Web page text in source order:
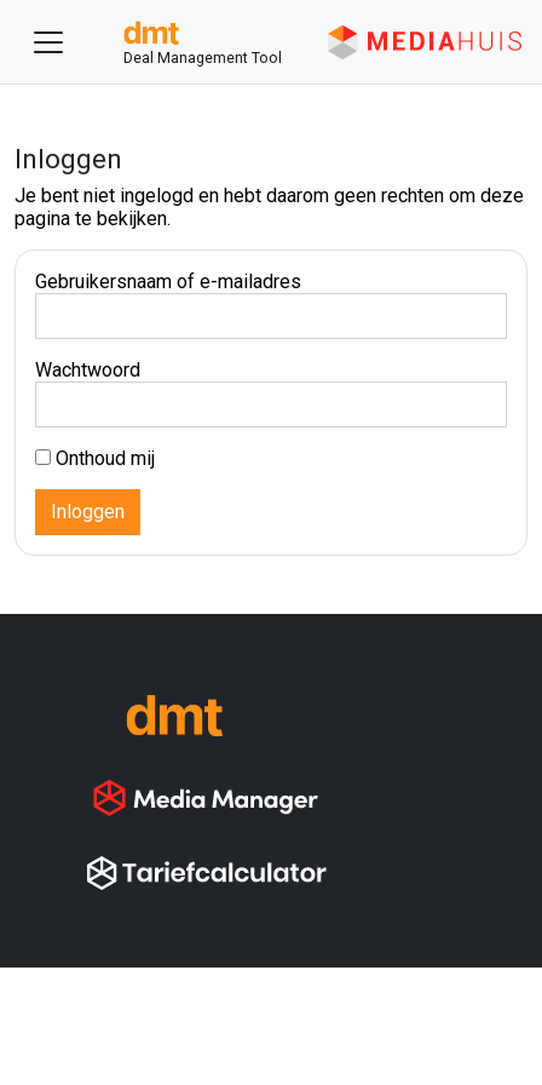
Deal Management Tool
Inloggen
Je bent niet ingelogd en hebt daarom geen rechten om deze
pagina te bekijken.
Gebruikersnaam of e-mailadres
Wachtwoord
Onthoud mij